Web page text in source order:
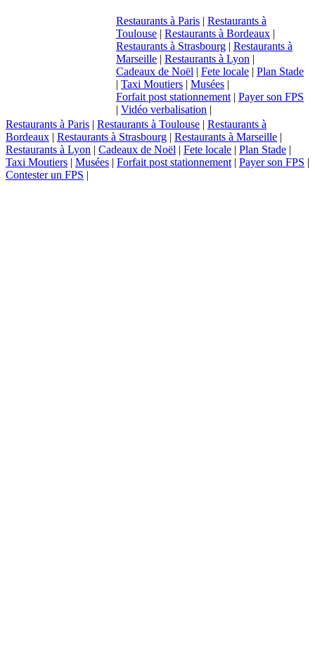
Restaurants à Paris | Restaurants à
Toulouse | Restaurants à Bordeaux |
Restaurants à Strasbourg | Restaurants à
Marseille | Restaurants à Lyon |
Cadeaux de Noël | Fete locale | Plan Stade
| Taxi Moutiers | Musées |
Forfait post stationnement | Payer son FPS
| Vidéo verbalisation |
Restaurants à Paris | Restaurants à Toulouse | Restaurants à
Bordeaux | Restaurants à Strasbourg | Restaurants à Marseille |
Restaurants à Lyon | Cadeaux de Noël | Fete locale | Plan Stade |
Taxi Moutiers | Musées | Forfait post stationnement | Payer son FPS |
Contester un FPS |